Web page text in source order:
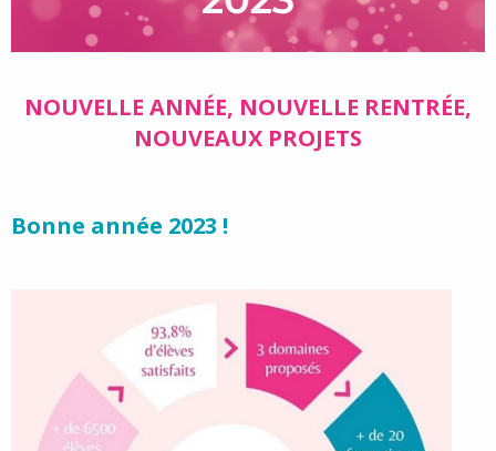
NOUVELLE ANNÉE, NOUVELLE RENTRÉE,
NOUVEAUX PROJETS
Bonne année 2023 !